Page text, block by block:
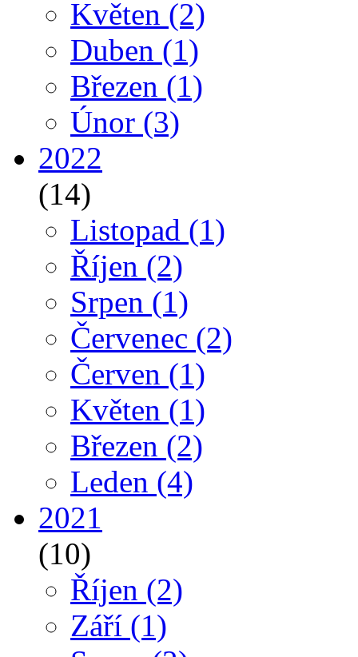
Květen (2)
Duben (1)
Březen (1)
Únor (3)
2022
(14)
Listopad (1)
Říjen (2)
Srpen (1)
Červenec (2)
Červen (1)
Květen (1)
Březen (2)
Leden (4)
2021
(10)
Říjen (2)
Září (1)